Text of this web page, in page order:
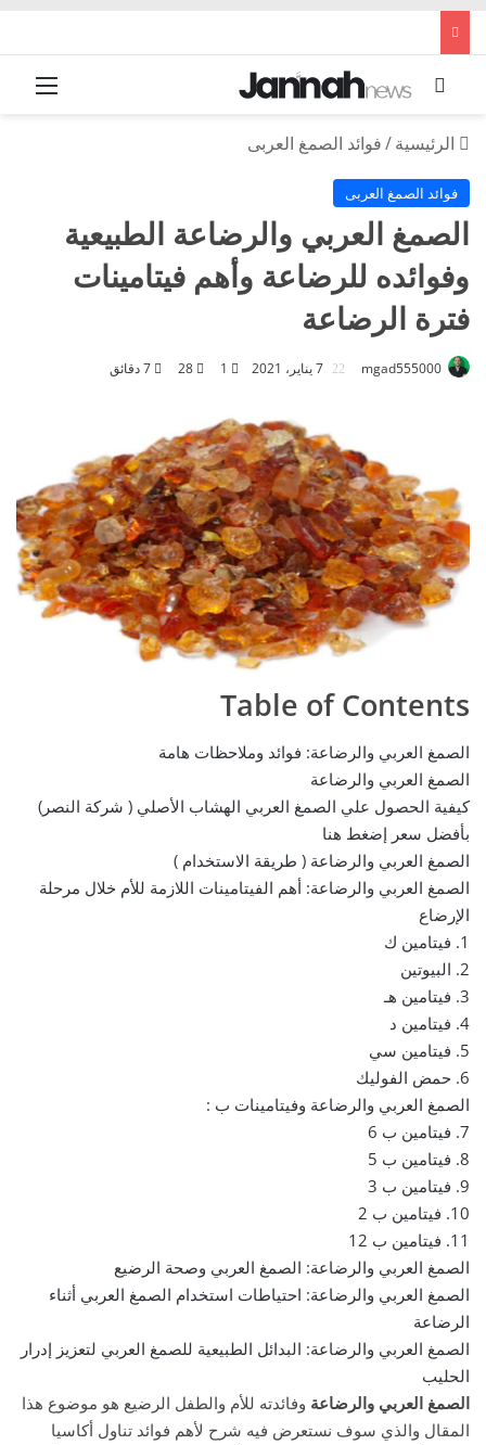
بحث عن
الرئيسية/فوائد الصمغ العربى
فوائد الصمغ العربى
الصمغ العربي والرضاعة الطبيعية
وفوائده للرضاعة وأهم فيتامينات
فترة الرضاعة
mgad555000 7 يناير، 2021 1
28
Table of Contents
الصمغ العربي والرضاعة: فوائد وملاحظات هامة
الصمغ العربي والرضاعة
كيفية الحصول علي الصمغ العربي الهشاب الأصلي ( شركة النصر)
بأفضل سعر إضغط هنا
الصمغ العربي والرضاعة ( طريقة الاستخدام )
الصمغ العربي والرضاعة: أهم الفيتامينات اللازمة للأم خلال مرحلة
الإرضاع
1. فيتامين ك
2. البيوتين
3. فيتامين هـ
4. فيتامين د
5. فيتامين سي
6. حمض الفوليك
الصمغ العربي والرضاعة وفيتامينات ب :
7. فيتامين ب 6
8. فيتامين ب 5
9. فيتامين ب 3
10. فيتامين ب 2
11. فيتامين ب 12
الصمغ العربي والرضاعة: الصمغ العربي وصحة الرضيع
الصمغ العربي والرضاعة: احتياطات استخدام الصمغ العربي أثناء
الرضاعة
الصمغ العربي والرضاعة: البدائل الطبيعية للصمغ العربي لتعزيز إدرار
الحليب
الصمغ العربي والرضاعة وفائدته للأم والطفل الرضيع هو موضوع هذا
المقال والذي سوف نستعرض فيه شرح لأهم فوائد تناول أكاسيا